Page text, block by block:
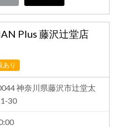
Plus 藤沢辻堂店
あり
神奈川県藤沢市辻堂太
30